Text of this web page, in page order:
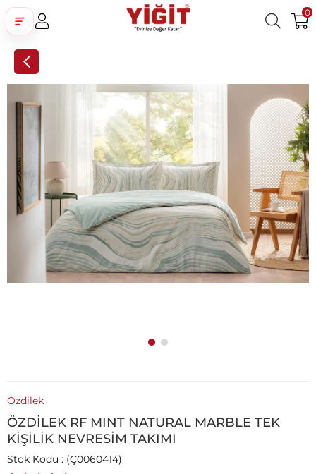
0
Google İle Bağlan
Özdilek
ÖZDİLEK RF MINT NATURAL MARBLE TEK
KİŞİLİK NEVRESİM TAKIMI
Stok Kodu (Ç0060414)